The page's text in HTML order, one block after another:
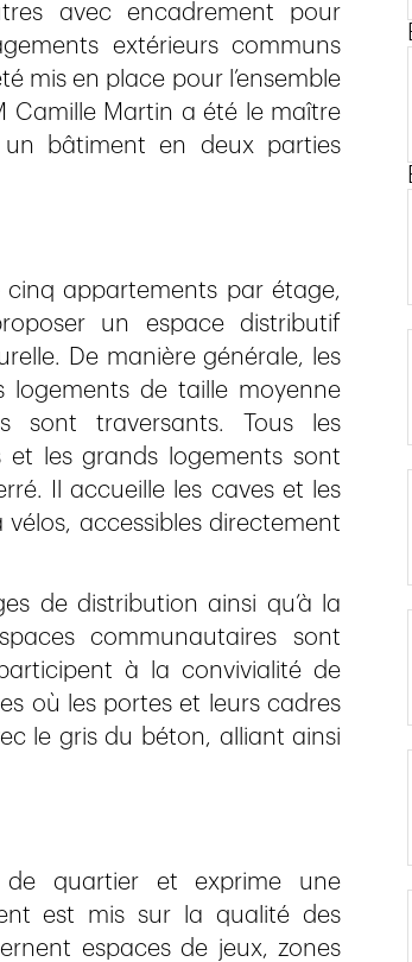
avec encadrement pour
extérieurs communs
mis en place pour l’ensemble
Camille Martin a été le maître
un bâtiment en deux parties
appartements par étage,
un espace distributif
De manière générale, les
logements de taille moyenne
sont traversants. Tous les
et les grands logements sont
Il accueille les caves et les
accessibles directement
de distribution ainsi qu’à la
communautaires sont
à la convivialité de
où les portes et leurs cadres
le gris du béton, alliant ainsi
de quartier et exprime une
est mis sur la qualité des
espaces de jeux, zones